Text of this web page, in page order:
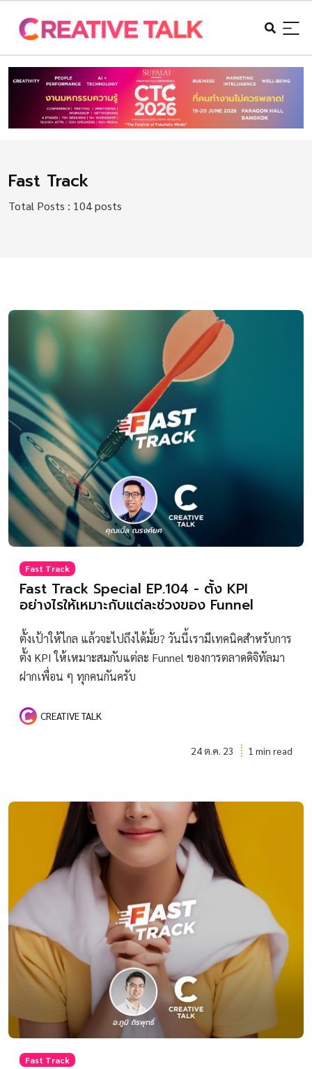
Fast Track
Total Posts : 104 posts
Fast Track
Fast Track Special EP.104 - ตั้ง KPI
อย่างไรให้เหมาะกับแต่ละช่วงของ Funnel
ตั้งเป้าให้ไกล แล้วจะไปถึงได้มั้ย? วันนี้เรามีเทคนิคสำหรับการ
ตั้ง KPI ให้เหมาะสมกับแต่ละ Funnel ของการตลาดดิจิทัลมา
ฝากเพื่อน ๆ ทุกคนกันครับ
CREATIVE TALK
24 ต.ค. 23 1 min read
Fast Track